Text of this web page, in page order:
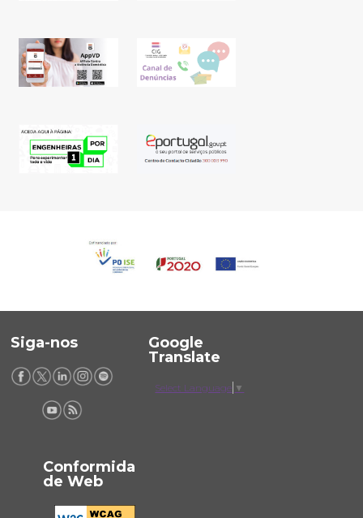
Siga-nos
Google
Translate
Select Language ▼
Conformida
de Web